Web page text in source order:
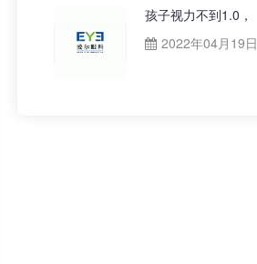
孩子视力不到1.0，
2022年04月19日